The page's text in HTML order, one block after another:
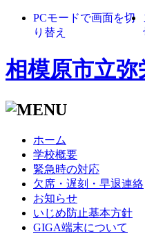
PCモードで画面を切
り替え
相模原市立弥
ホーム
学校概要
緊急時の対応
欠席・遅刻・早退連絡
お知らせ
いじめ防止基本方針
GIGA端末について